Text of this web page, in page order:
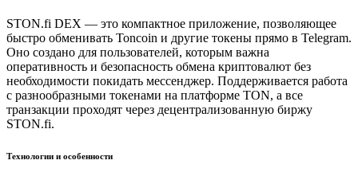
STON.fi DEX — это компактное приложение, позволяющее
быстро обменивать Toncoin и другие токены прямо в Telegram.
Оно создано для пользователей, которым важна
оперативность и безопасность обмена криптовалют без
необходимости покидать мессенджер. Поддерживается работа
с разнообразными токенами на платформе TON, а все
транзакции проходят через децентрализованную биржу
STON.fi.
Технологии и особенности